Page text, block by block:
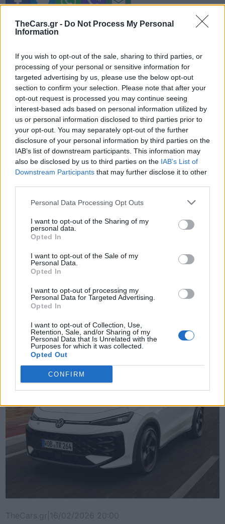
TheCars.gr - Do Not Process My Personal
Information
If you wish to opt-out of the sale, sharing to third parties, or
processing of your personal or sensitive information for
targeted advertising by us, please use the below opt-out
section to confirm your selection. Please note that after your
opt-out request is processed you may continue seeing
interest-based ads based on personal information utilized by
us or personal information disclosed to third parties prior to
your opt-out. You may separately opt-out of the further
disclosure of your personal information by third parties on the
IAB’s list of downstream participants. This information may
also be disclosed by us to third parties on the IAB’s List of
Downstream Participants that may further disclose it to other
Personal Data Processing Opt Outs
I want to opt-out of the Sharing of my
personal data.
Opted In
I want to opt-out of the Sale of my
Personal Data.
Opted In
I want to opt-out of processing my
Personal Data for Targeted Advertising.
Opted In
I want to opt-out of Collection, Use,
Retention, Sale, and/or Sharing of my
Personal Data that Is Unrelated with the
Purposes for which it was collected.
Opted Out
CONFIRM
Δείτε επίσης
TheCars.gr| 19/02/2026 18:00
Δοκιμάζουμε το οικογενειακό
ηλεκτρικό Omoda 5